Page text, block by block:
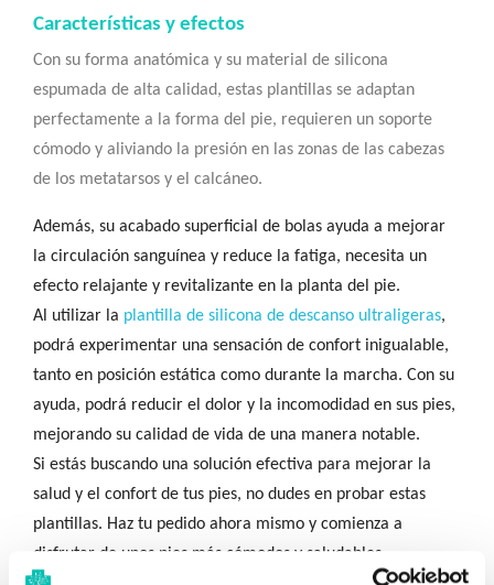
Características y efectos
Con su forma anatómica y su material de silicona
espumada de alta calidad, estas plantillas se adaptan
perfectamente a la forma del pie, requieren un soporte
cómodo y aliviando la presión en las zonas de las cabezas
de los metatarsos y el calcáneo.
Además, su acabado superficial de bolas ayuda a mejorar
la circulación sanguínea y reduce la fatiga, necesita un
efecto relajante y revitalizante en la planta del pie.
Al utilizar la plantilla de silicona de descanso ultraligeras,
podrá experimentar una sensación de confort inigualable,
tanto en posición estática como durante la marcha. Con su
ayuda, podrá reducir el dolor y la incomodidad en sus pies,
mejorando su calidad de vida de una manera notable.
Si estás buscando una solución efectiva para mejorar la
salud y el confort de tus pies, no dudes en probar estas
plantillas. Haz tu pedido ahora mismo y comienza a
disfrutar de unos pies más cómodos y saludables.